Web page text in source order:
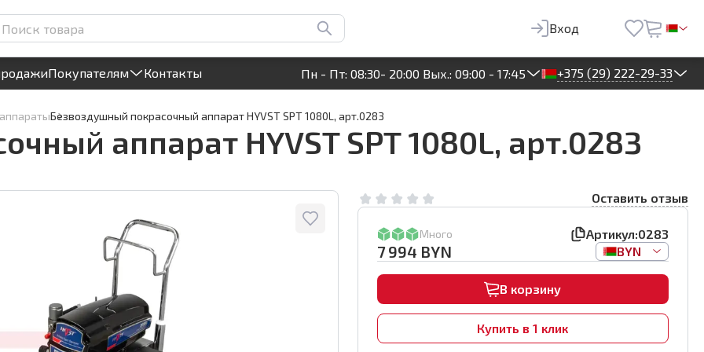
Круглосуточный! Прием заявок на сайте
Вход
Покупателям Контакты Пн - Пт: 08:30- 20:00 Вых.: 09:00 - 17:45 +375 (29) 222-29-33
1080L, арт.0283 7 994 В корзину
Безвоздушный покрасочный аппарат HYVST SPT 1080L, арт.0283
аппарат HYVST SPT 1080L, арт.0283
Оставить отзыв
Много Артикул:0283
7 994 BYN BYN
В корзину
Купить в 1 клик